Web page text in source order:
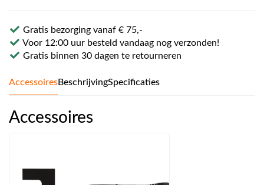
Gratis bezorging vanaf € 75,-
Voor 12:00 uur besteld vandaag nog verzonden!
Gratis binnen 30 dagen te retourneren
AccessoiresBeschrijvingSpecificaties
Accessoires